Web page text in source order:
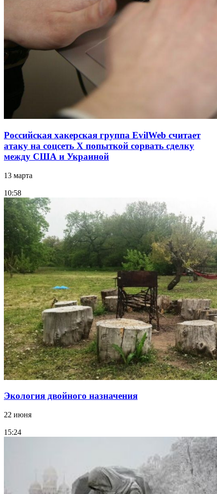
Российская хакерская группа EvilWeb считает
атаку на соцсеть Х попыткой сорвать сделку
между США и Украиной
13 марта
10:58
Экология двойного назначения
22 июня
15:24